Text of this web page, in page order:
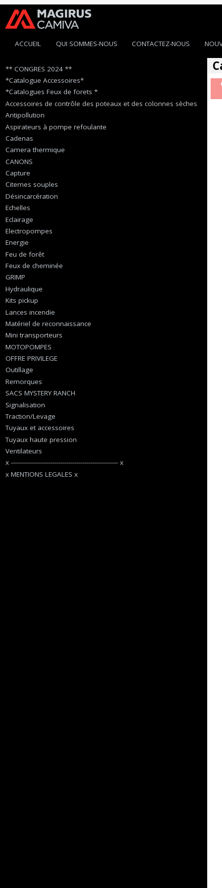
ACCUEIL QUI SOMMES-NOUS CONTACTEZ-NOUS
** CONGRES 2024 **
*Catalogue Accessoires*
*Catalogues Feux de forets *
Accessoires de contrôle des poteaux et des colonnes sèches
Antipollution
Aspirateurs à pompe refoulante
Cadenas
Camera thermique
CANONS
Capture
Citernes souples
Désincarcération
Echelles
Eclairage
Electropompes
Energie
Feu de forêt
Feux de cheminée
GRIMP
Hydraulique
Kits pickup
Lances incendie
Matériel de reconnaissance
Mini transporteurs
MOTOPOMPES
OFFRE PRIVILEGE
Outillage
Remorques
SACS MYSTERY RANCH
Signalisation
Traction/Levage
Tuyaux et accessoires
Tuyaux haute pression
Ventilateurs
x ------------------------------------------------------ x
x MENTIONS LEGALES x